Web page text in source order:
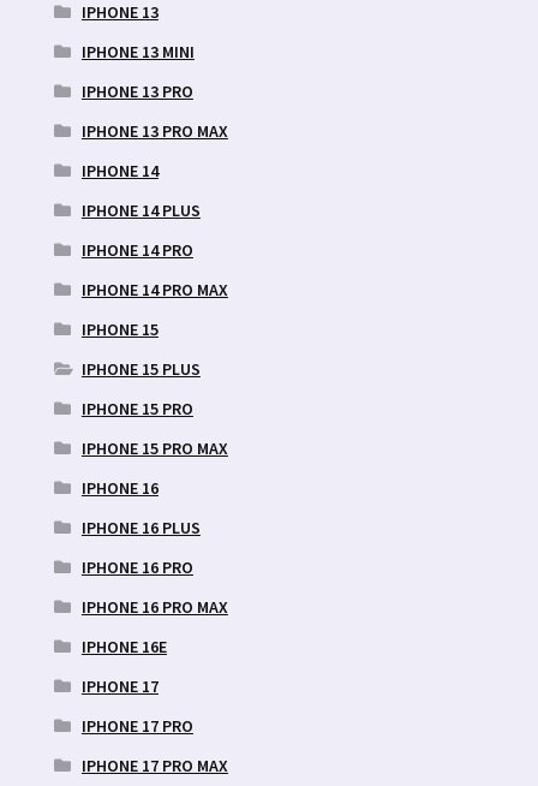
IPHONE 13
IPHONE 13 MINI
IPHONE 13 PRO
IPHONE 13 PRO MAX
IPHONE 14
IPHONE 14 PLUS
IPHONE 14 PRO
IPHONE 14 PRO MAX
IPHONE 15
IPHONE 15 PLUS
IPHONE 15 PRO
IPHONE 15 PRO MAX
IPHONE 16
IPHONE 16 PLUS
IPHONE 16 PRO
IPHONE 16 PRO MAX
IPHONE 16E
IPHONE 17
IPHONE 17 PRO
IPHONE 17 PRO MAX